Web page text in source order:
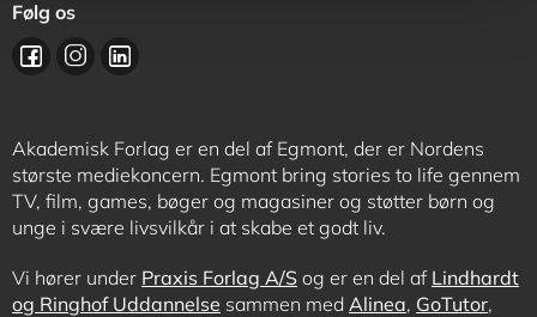
Følg os
Akademisk Forlag er en del af Egmont, der er Nordens
største mediekoncern. Egmont bring stories to life gennem
TV, film, games, bøger og magasiner og støtter børn og
unge i svære livsvilkår i at skabe et godt liv.
Vi hører under Praxis Forlag A/S og er en del af Lindhardt
og Ringhof Uddannelse sammen med Alinea, GoTutor,